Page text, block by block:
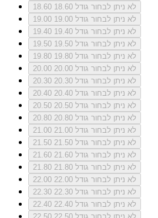
18.60
לא ניתן לבחור גודל 18.60
19.00
לא ניתן לבחור גודל 19.00
19.40
לא ניתן לבחור גודל 19.40
19.50
לא ניתן לבחור גודל 19.50
19.80
לא ניתן לבחור גודל 19.80
20.00
לא ניתן לבחור גודל 20.00
20.30
לא ניתן לבחור גודל 20.30
20.40
לא ניתן לבחור גודל 20.40
20.50
לא ניתן לבחור גודל 20.50
20.80
לא ניתן לבחור גודל 20.80
21.00
לא ניתן לבחור גודל 21.00
21.50
לא ניתן לבחור גודל 21.50
21.60
לא ניתן לבחור גודל 21.60
21.80
לא ניתן לבחור גודל 21.80
22.00
לא ניתן לבחור גודל 22.00
22.30
לא ניתן לבחור גודל 22.30
22.40
לא ניתן לבחור גודל 22.40